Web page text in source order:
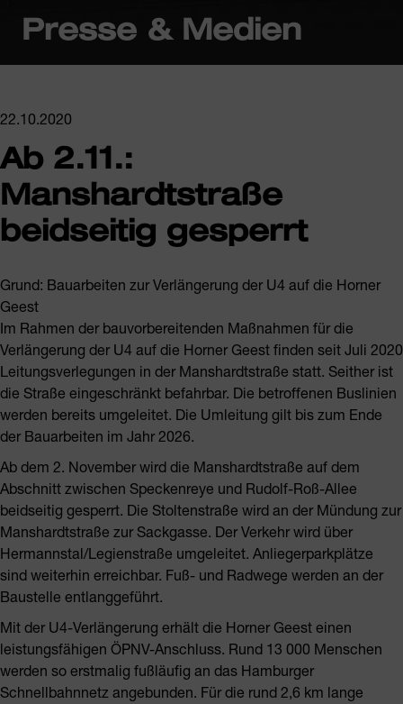
Presse & Medien
22.10.2020
Ab 2.11.:
Manshardtstraße
beidseitig gesperrt
Grund: Bauarbeiten zur Verlängerung der U4 auf die Horner
Geest
Im Rahmen der bauvorbereitenden Maßnahmen für die
Verlängerung der U4 auf die Horner Geest finden seit Juli 2020
Leitungsverlegungen in der Manshardtstraße statt. Seither ist
die Straße eingeschränkt befahrbar. Die betroffenen Buslinien
werden bereits umgeleitet. Die Umleitung gilt bis zum Ende
der Bauarbeiten im Jahr 2026.
Ab dem 2. November wird die Manshardtstraße auf dem
Abschnitt zwischen Speckenreye und Rudolf-Roß-Allee
beidseitig gesperrt. Die Stoltenstraße wird an der Mündung zur
Manshardtstraße zur Sackgasse. Der Verkehr wird über
Hermannstal/Legienstraße umgeleitet. Anliegerparkplätze
sind weiterhin erreichbar. Fuß- und Radwege werden an der
Baustelle entlanggeführt.
Mit der U4-Verlängerung erhält die Horner Geest einen
leistungsfähigen ÖPNV-Anschluss. Rund 13 000 Menschen
werden so erstmalig fußläufig an das Hamburger
Schnellbahnnetz angebunden. Für die rund 2,6 km lange